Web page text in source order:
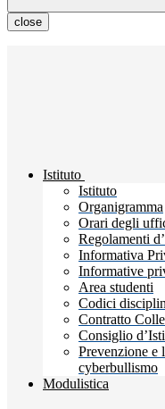
close
Istituto
Istituto
Organigramma
Orari degli
Regolamenti
Informativa
Informative
Area studenti
Codici
Contratto
Consiglio
Prevenzione e
cyberbullismo
Modulistica